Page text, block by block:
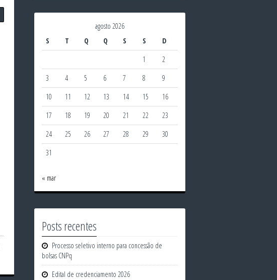
agosto 2026
S
T Q Q S S
D
1
2
3
4 5 6 7 8
9
10
11 12 13 14 15
16
17
18 19 20 21 22
23
24
25 26 27 28 29
30
31
« mar
Posts recentes
Processo seletivo interno para concessão de
bolsas CNPq
Edital de credenciamento 2026